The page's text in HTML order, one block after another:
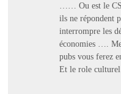
…… Ou est le
ils ne répondent
interrompre les
économies ….
pubs vous ferez
Et le role